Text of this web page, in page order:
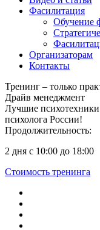
Фасилитация
Обучение
Организаторам
Контакты
Тренинг – только
Драйв менеджмент
Лучшие психотехники
психолога России!
Продолжительность:
2 дня с 10:00 до 18:00
Стоимость тренинга